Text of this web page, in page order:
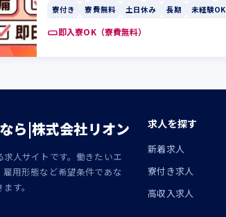
寮付き
寮費無料 土日休み 長期 未経験OK
即入寮OK（寮費無料）
ら|株式会社リオン
人サイトです。働きたいエ
用形態など希望条件であな
す。
求人を探す
新着求人
寮付き求人
高収入求人